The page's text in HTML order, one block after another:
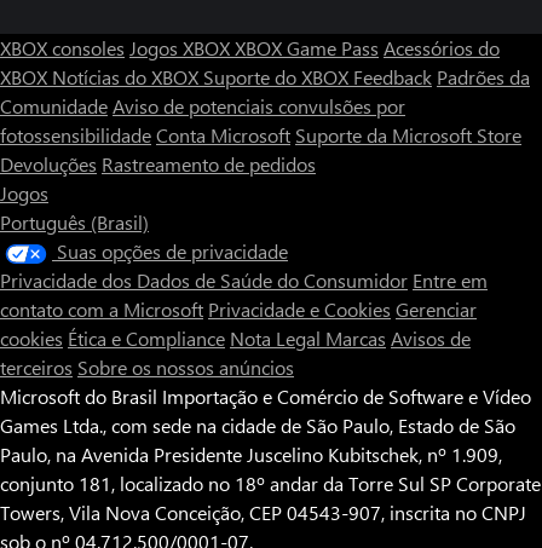
XBOX consoles Jogos XBOXXBOX Game Pass Acessórios do
XBOX Notícias do XBOX Suporte do XBOX Feedback Padrões da
ComunidadeAviso de potenciais convulsões por
fotossensibilidadeConta Microsoft Suporte da Microsoft Store
Devoluções Rastreamento de pedidos
Jogos
Português (Brasil)
Suas opções de privacidade
Privacidade dos Dados de Saúde do Consumidor Entre em
contato com a Microsoft Privacidade e Cookies Gerenciar
cookies Ética e Compliance Nota Legal Marcas Avisos de
terceiros Sobre os nossos anúncios
Microsoft do Brasil Importação e Comércio de Software e Vídeo
Games Ltda., com sede na cidade de São Paulo, Estado de São
Paulo, na Avenida Presidente Juscelino Kubitschek, nº 1.909,
conjunto 181, localizado no 18º andar da Torre Sul SP Corporate
Towers, Vila Nova Conceição, CEP 04543-907, inscrita no CNPJ
sob o nº 04.712.500/0001-07.